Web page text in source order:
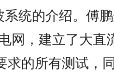
系统的介绍。傅
网，建立了大
求的所有测试，